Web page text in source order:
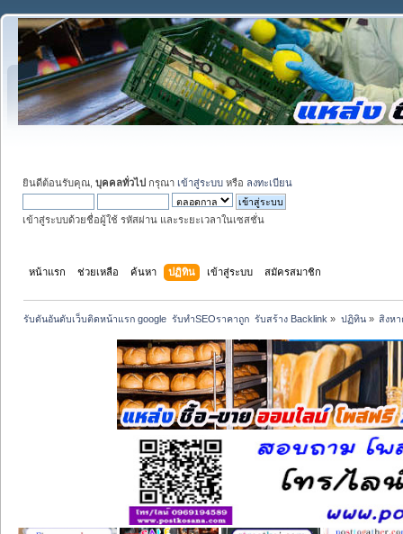
ยินดีต้อนรับคุณ, บุคคลทั่วไป กรุณา เข้าสู่ระบบ หรือ ลงทะเบียน
เข้าสู่ระบบด้วยชื่อผู้ใช้ รหัสผ่าน และระยะเวลาในเซสชั่น
หน้าแรก ช่วยเหลือ ค้นหา ปฏิทิน เข้าสู่ระบบ สมัครสมาชิก
รับดันอันดับเว็บติดหน้าแรก google  รับทำSEOราคาถูก  รับสร้าง Backlink » ปฏิทิน» สิงห